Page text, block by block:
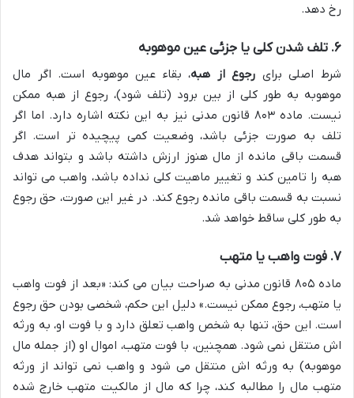
رخ دهد.
۶. تلف شدن کلی یا جزئی عین موهوبه
شرط اصلی برای رجوع از هبه، بقاء عین موهوبه است. اگر مال
موهوبه به طور کلی از بین برود (تلف شود)، رجوع از هبه ممکن
نیست. ماده ۸۰۳ قانون مدنی نیز به این نکته اشاره دارد. اما اگر
تلف به صورت جزئی باشد، وضعیت کمی پیچیده تر است. اگر
قسمت باقی مانده از مال هنوز ارزش داشته باشد و بتواند هدف
هبه را تامین کند و تغییر ماهیت کلی نداده باشد، واهب می تواند
نسبت به قسمت باقی مانده رجوع کند. در غیر این صورت، حق رجوع
به طور کلی ساقط خواهد شد.
۷. فوت واهب یا متهب
ماده ۸۰۵ قانون مدنی به صراحت بیان می کند: «بعد از فوت واهب
یا متهب، رجوع ممکن نیست.» دلیل این حکم، شخصی بودن حق رجوع
است. این حق، تنها به شخص واهب تعلق دارد و با فوت او، به ورثه
اش منتقل نمی شود. همچنین، با فوت متهب، اموال او (از جمله مال
موهوبه) به ورثه اش منتقل می شود و واهب نمی تواند از ورثه
متهب مال را مطالبه کند، چرا که مال از مالکیت متهب خارج شده